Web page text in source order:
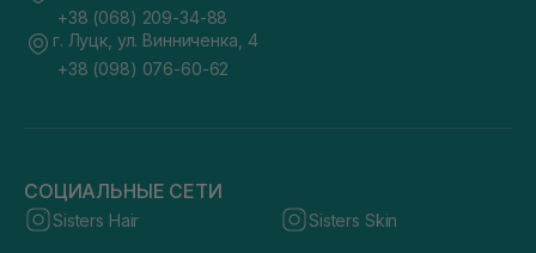
+38 (068) 209-34-88
г. Луцк, ул. Винниченка, 4
+38 (098) 076-60-62
СОЦИАЛЬНЫЕ СЕТИ
Sisters Hair Sisters Skin